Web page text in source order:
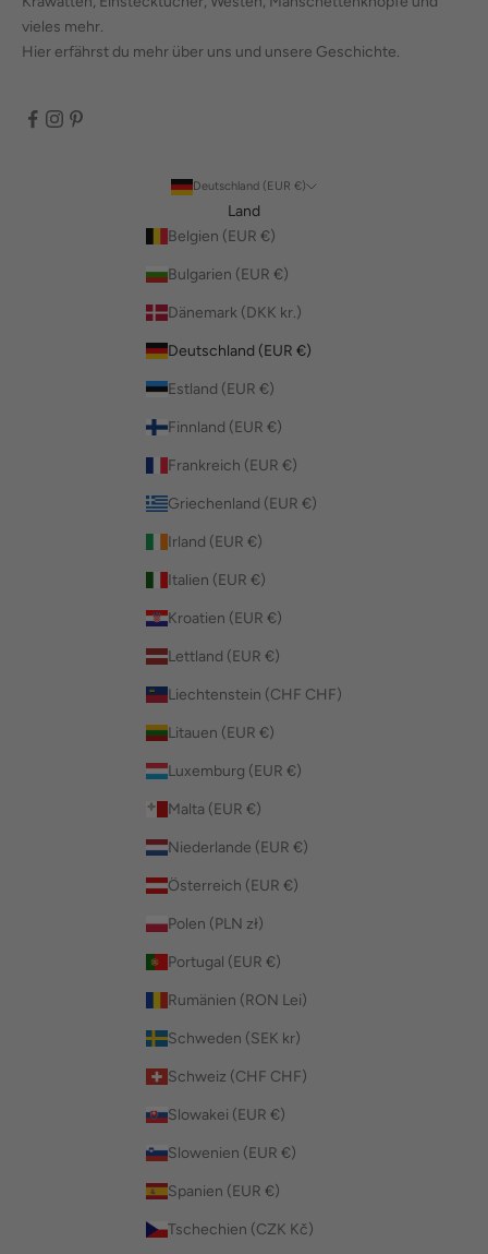
vieles mehr.
Hier erfährst du mehr über uns und unsere Geschichte.
Deutschland (EUR €)
Land
Belgien (EUR €)
Bulgarien (EUR €)
Dänemark (DKK kr.)
Deutschland (EUR €)
Estland (EUR €)
Finnland (EUR €)
Frankreich (EUR €)
Griechenland (EUR €)
Irland (EUR €)
Italien (EUR €)
Kroatien (EUR €)
Lettland (EUR €)
Liechtenstein (CHF CHF)
Litauen (EUR €)
Luxemburg (EUR €)
Malta (EUR €)
Niederlande (EUR €)
Österreich (EUR €)
Polen (PLN zł)
Portugal (EUR €)
Rumänien (RON Lei)
Schweden (SEK kr)
Schweiz (CHF CHF)
Slowakei (EUR €)
Slowenien (EUR €)
Spanien (EUR €)
Tschechien (CZK Kč)